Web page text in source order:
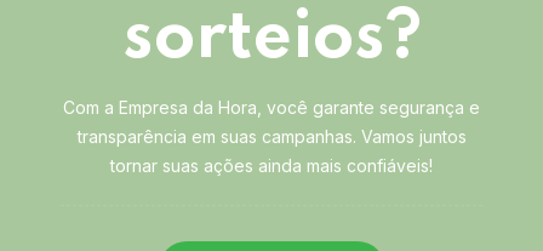
sorteios?
Com a Empresa da Hora, você garante segurança e
transparência em suas campanhas. Vamos juntos
tornar suas ações ainda mais confiáveis!